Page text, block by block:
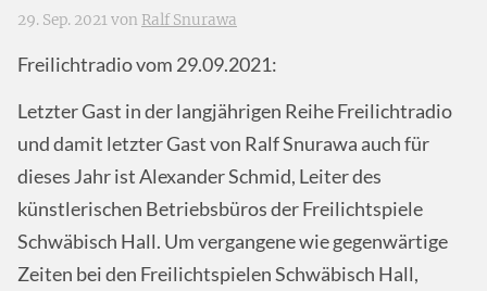
29. Sep. 2021 von Ralf Snurawa
Freilichtradio vom 29.09.2021:
Letzter Gast in der langjährigen Reihe Freilichtradio
und damit letzter Gast von Ralf Snurawa auch für
dieses Jahr ist Alexander Schmid, Leiter des
künstlerischen Betriebsbüros der Freilichtspiele
Schwäbisch Hall. Um vergangene wie gegenwärtige
Zeiten bei den Freilichtspielen Schwäbisch Hall,